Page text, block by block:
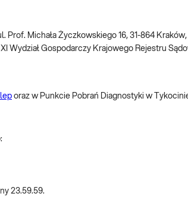
Prof. Michała Życzkowskiego 16, 31-864
Gospodarczy Krajowego Rejestru
oraz w Punkcie Pobrań Diagnostyki w
23.59.59.